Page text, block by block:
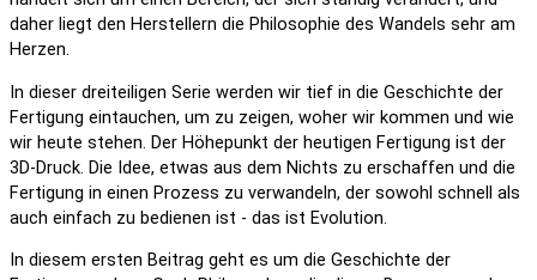
daher liegt den Herstellern die Philosophie des Wandels sehr am
Herzen.
In dieser dreiteiligen Serie werden wir tief in die Geschichte der
Fertigung eintauchen, um zu zeigen, woher wir kommen und wie
wir heute stehen. Der Höhepunkt der heutigen Fertigung ist der
3D-Druck. Die Idee, etwas aus dem Nichts zu erschaffen und die
Fertigung in einen Prozess zu verwandeln, der sowohl schnell als
auch einfach zu bedienen ist - das ist Evolution.
In diesem ersten Beitrag geht es um die Geschichte der